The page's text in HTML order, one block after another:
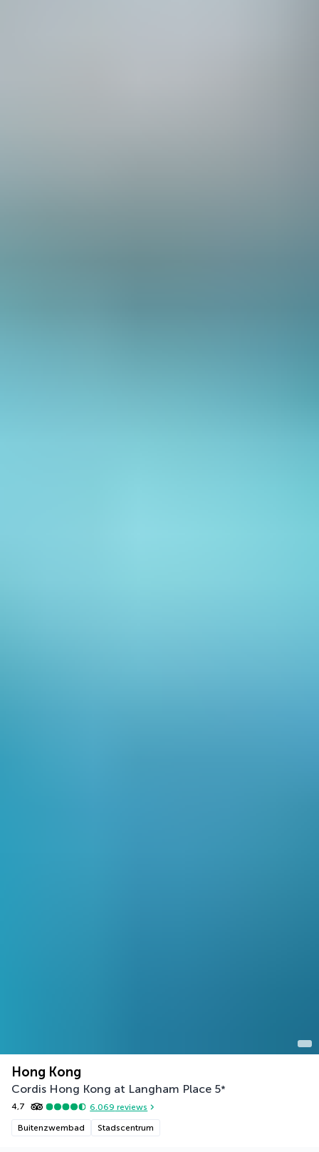
Hong Kong
Cordis Hong Kong at Langham Place 5*
4,7 6.069 reviews
Buitenzwembad Stadscentrum